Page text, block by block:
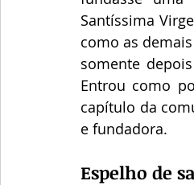
Santíssima
como as
somente
Entrou como
capítulo da
e fundadora.
Espelho de